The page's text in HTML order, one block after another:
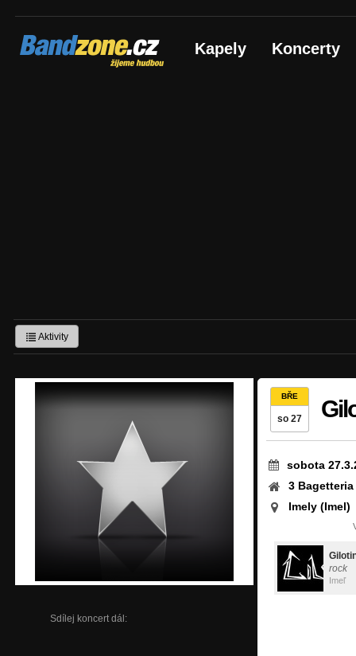
Bandzone.cz
žijeme hudbou Kapely Koncerty
Aktivity
Sdílej koncert dál:
BŘE
so 27
sobota
3 Bagetteria
Imely (Imel)
rock
Imeľ